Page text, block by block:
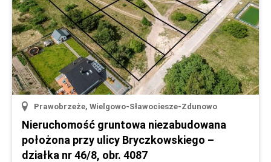
Prawobrzeże, Wielgowo-Sławociesze-Zdunowo
Nieruchomość gruntowa niezabudowana
położona przy ulicy Bryczkowskiego –
działka nr 46/8, obr. 4087